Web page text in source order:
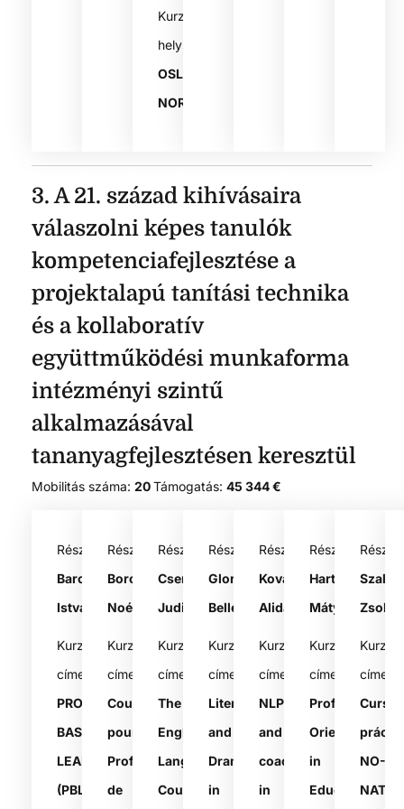
Kurzus
helyszíne:
OSLO,
NORVÉGIA
3. A 21. század kihívásaira
válaszolni képes tanulók
kompetenciafejlesztése a
projektalapú tanítási technika
és a kollaboratív
együttműködési munkaforma
intézményi szintű
alkalmazásával
tananyagfejlesztésen keresztül
Mobilitás száma: 20Támogatás: 45 344 €
Résztvevő:
Barcza
István
Kurzus
címe:
PROJECT
BASED
LEARNING
(PBL)
Résztvevő:
Boros
Noémi
Kurzus
címe:
Cours
pour
Professeurs
de
Résztvevő:
Csertán
Judit
Kurzus
címe:
The
English
Language
Course
Résztvevő:
Gloria
Bellesi
Kurzus
címe:
Literature
and
Drama
in
Résztvevő:
Kovács
Alida
Kurzus
címe:
NLP
and
coaching
in
Résztvevő:
Hartyándi
Mátyás
Kurzus
címe:
Professional
Orientation
in
Education
Szalai
Zsolt
Kurzus
címe:
Curso
NO-